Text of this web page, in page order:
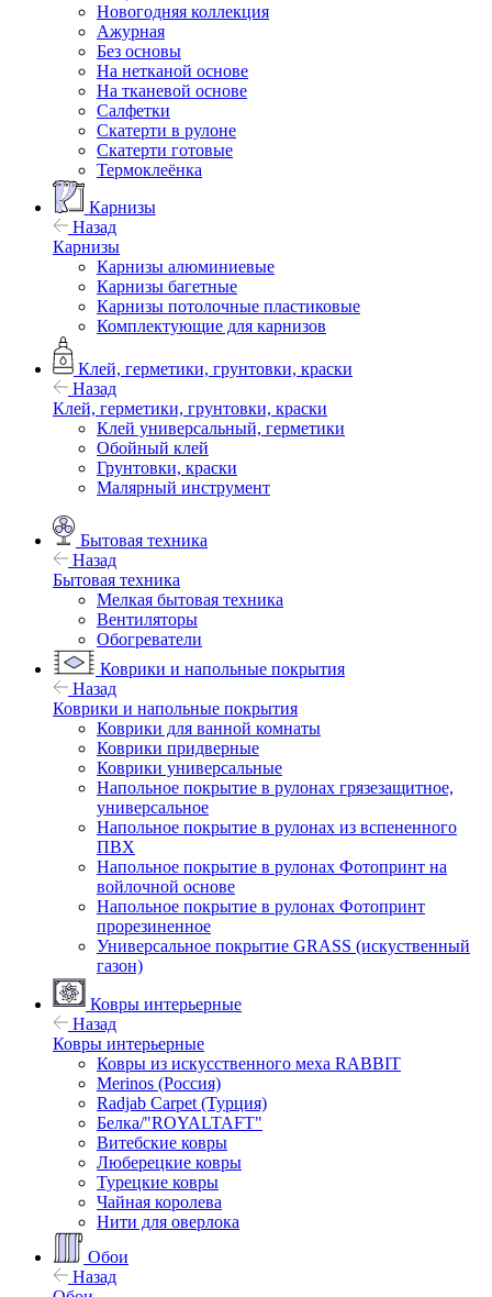
Новогодняя коллекция
Ажурная
Без основы
На нетканой основе
На тканевой основе
Салфетки
Скатерти в рулоне
Скатерти готовые
Термоклеёнка
Карнизы
Назад
Карнизы
Карнизы алюминиевые
Карнизы багетные
Карнизы потолочные пластиковые
Комплектующие для карнизов
Клей, герметики, грунтовки, краски
Назад
Клей, герметики, грунтовки, краски
Клей универсальный, герметики
Обойный клей
Грунтовки, краски
Малярный инструмент
Бытовая техника
Назад
Бытовая техника
Мелкая бытовая техника
Вентиляторы
Обогреватели
Коврики и напольные покрытия
Назад
Коврики и напольные покрытия
Коврики для ванной комнаты
Коврики придверные
Коврики универсальные
Напольное покрытие в рулонах грязезащитное,
универсальное
Напольное покрытие в рулонах из вспененного
ПВХ
Напольное покрытие в рулонах Фотопринт на
войлочной основе
Напольное покрытие в рулонах Фотопринт
прорезиненное
Универсальное покрытие GRASS (искуственный
газон)
Ковры интерьерные
Назад
Ковры интерьерные
Ковры из искусственного меха RABBIT
Merinos (Россия)
Radjab Carpet (Турция)
Белка/"ROYALTAFT"
Витебские ковры
Люберецкие ковры
Турецкие ковры
Чайная королева
Нити для оверлока
Обои
Назад